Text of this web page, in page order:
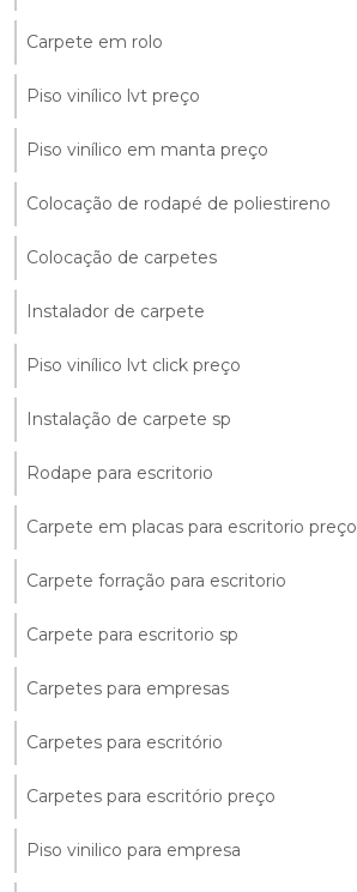
Carpete em rolo
Piso vinílico lvt preço
Piso vinílico em manta preço
Colocação de rodapé de poliestireno
Colocação de carpetes
Instalador de carpete
Piso vinílico lvt click preço
Instalação de carpete sp
Rodape para escritorio
Carpete em placas para escritorio preço
Carpete forração para escritorio
Carpete para escritorio sp
Carpetes para empresas
Carpetes para escritório
Carpetes para escritório preço
Piso vinilico para empresa